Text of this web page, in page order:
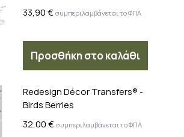
33,90€ συμπεριλαμβάνεται το ΦΠΑ
Προσθήκη στο καλάθι
Redesign Décor Transfers® -
Birds Berries
32,00€ συμπεριλαμβάνεται το ΦΠΑ